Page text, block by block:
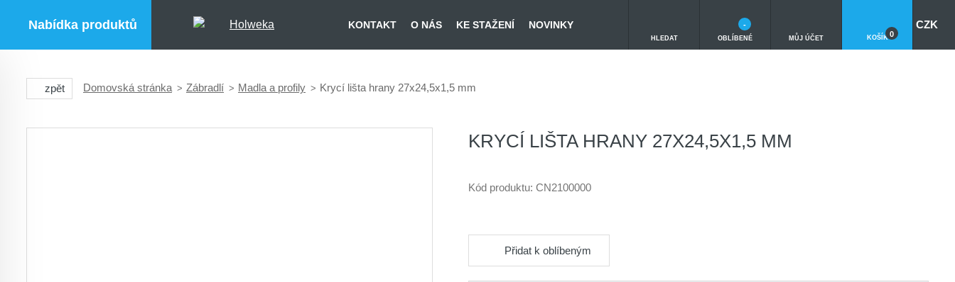
Nabídka produktů KONTAKT O NÁS KE STAŽENÍ NOVINKY
HLEDAT OBLÍBENÉ
-
MŮJ ÚČET KOŠÍK 0
CZK
zpět Domovská stránka Zábradlí Madla a profily Krycí lišta hrany 27x24,5x1,5 mm
KRYCÍ LIŠTA HRANY 27X24,5X1,5 MM
Kód produktu: CN2100000
Přidat k oblíbeným